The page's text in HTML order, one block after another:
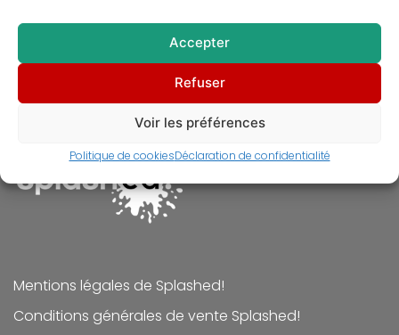
Accepter
Refuser
Voir les préférences
Politique de cookiesDéclaration de confidentialité
Tableau de Freddy Krueger – Peinture – Robert
30,00€
Mentions légales de Splashed!
Conditions générales de vente Splashed!